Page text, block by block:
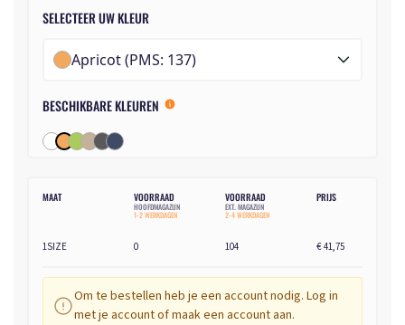
SELECTEER UW KLEUR
Apricot (PMS: 137)
BESCHIKBARE KLEUREN
MAAT VOORRAAD
HOOFDMAGAZIJN
1-2 WERKDAGEN
VOORRAAD
EXT. MAGAZIJN
2-4 WERKDAGEN
PRIJS
1SIZE 0 104 € 41,75
Om te bestellen heb je een account nodig. Log in
met je account of maak een account aan.